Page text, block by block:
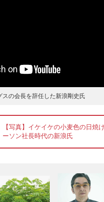
の会長を辞任した新浪剛史氏
【写真】イケイケの小麦色の日焼
ーソン社長時代の新浪氏